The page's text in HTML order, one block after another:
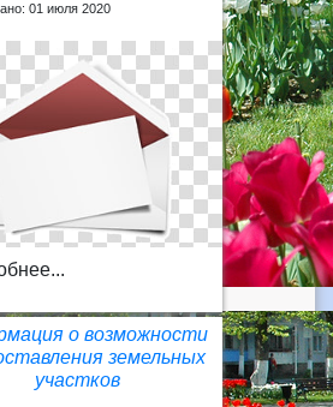
01 июля 2020
о возможности
земельных
участков